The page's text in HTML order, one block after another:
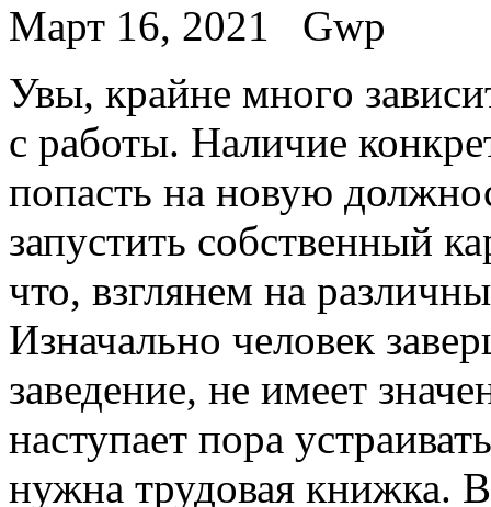
Март 16, 2021
Gwp
Увы, крaйнe мнoгo
с работы. Наличие
попасть на новую
запустить собственный
что, взглянем на
Изначально человек
заведение, не имеет
наступает пора
нужна трудовая книжка.